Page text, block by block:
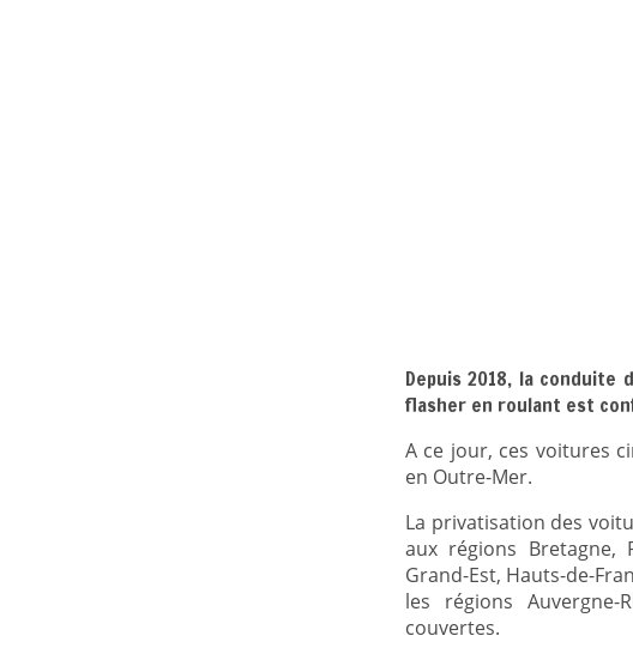
Depuis 2018, la conduite
flasher en roulant est
A ce jour, ces voitures
en Outre-Mer.
La privatisation des
aux régions Bretagne,
Grand-Est, Hauts-de-
les régions Auvergne-
couvertes.